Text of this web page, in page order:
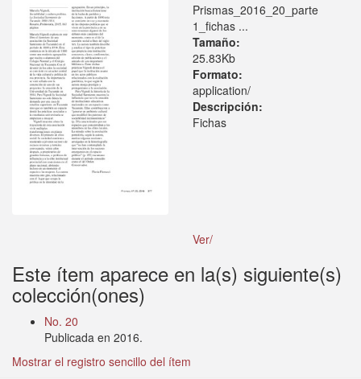
Prismas_2016_20_parte
1_fichas ...
Tamaño:
25.83Kb
Formato:
application/
Descripción:
Fichas
Ver/
Este ítem aparece en la(s) siguiente(s)
colección(ones)
No. 20
Publicada en 2016.
Mostrar el registro sencillo del ítem